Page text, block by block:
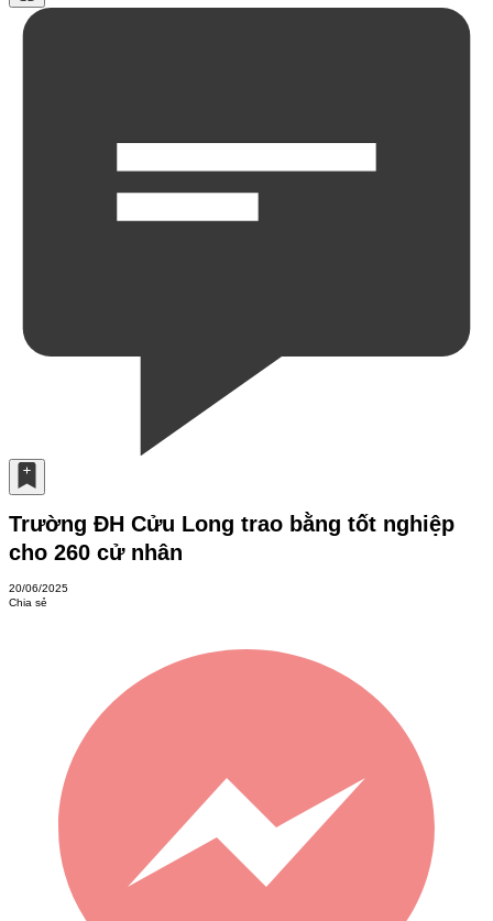
Trường ĐH Cửu Long trao bằng tốt nghiệp
cho 260 cử nhân
20/06/2025
Chia sẻ